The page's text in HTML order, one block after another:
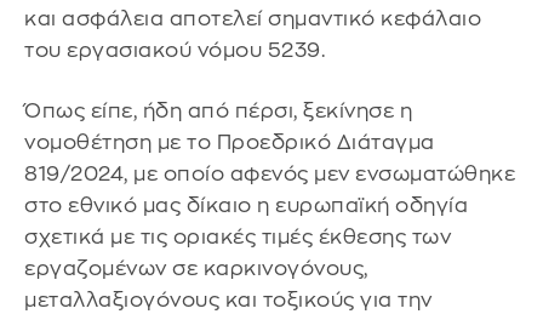
και ασφάλεια αποτελεί σημαντικό κεφάλαιο
του εργασιακού νόμου 5239.
Όπως είπε, ήδη από πέρσι, ξεκίνησε η
νομοθέτηση με το Προεδρικό Διάταγμα
819/2024, με οποίο αφενός μεν ενσωματώθηκε
στο εθνικό μας δίκαιο η ευρωπαϊκή οδηγία
σχετικά με τις οριακές τιμές έκθεσης των
εργαζομένων σε καρκινογόνους,
μεταλλαξιογόνους και τοξικούς για την